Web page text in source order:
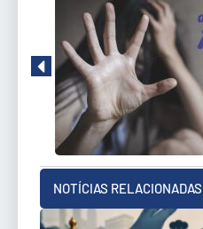
NOTÍCIAS RELACIONADAS